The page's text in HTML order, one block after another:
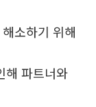
소하기 위해
해 파트너와